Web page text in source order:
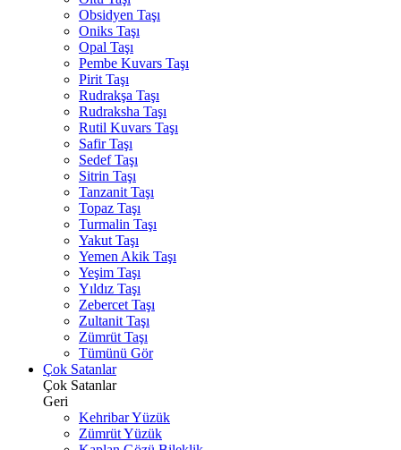
Obsidyen Taşı
Oniks Taşı
Opal Taşı
Pembe Kuvars Taşı
Pirit Taşı
Rudrakşa Taşı
Rudraksha Taşı
Rutil Kuvars Taşı
Safir Taşı
Sedef Taşı
Sitrin Taşı
Tanzanit Taşı
Topaz Taşı
Turmalin Taşı
Yakut Taşı
Yemen Akik Taşı
Yeşim Taşı
Yıldız Taşı
Zebercet Taşı
Zultanit Taşı
Zümrüt Taşı
Tümünü Gör
Çok Satanlar
Çok Satanlar
Geri
Kehribar Yüzük
Zümrüt Yüzük